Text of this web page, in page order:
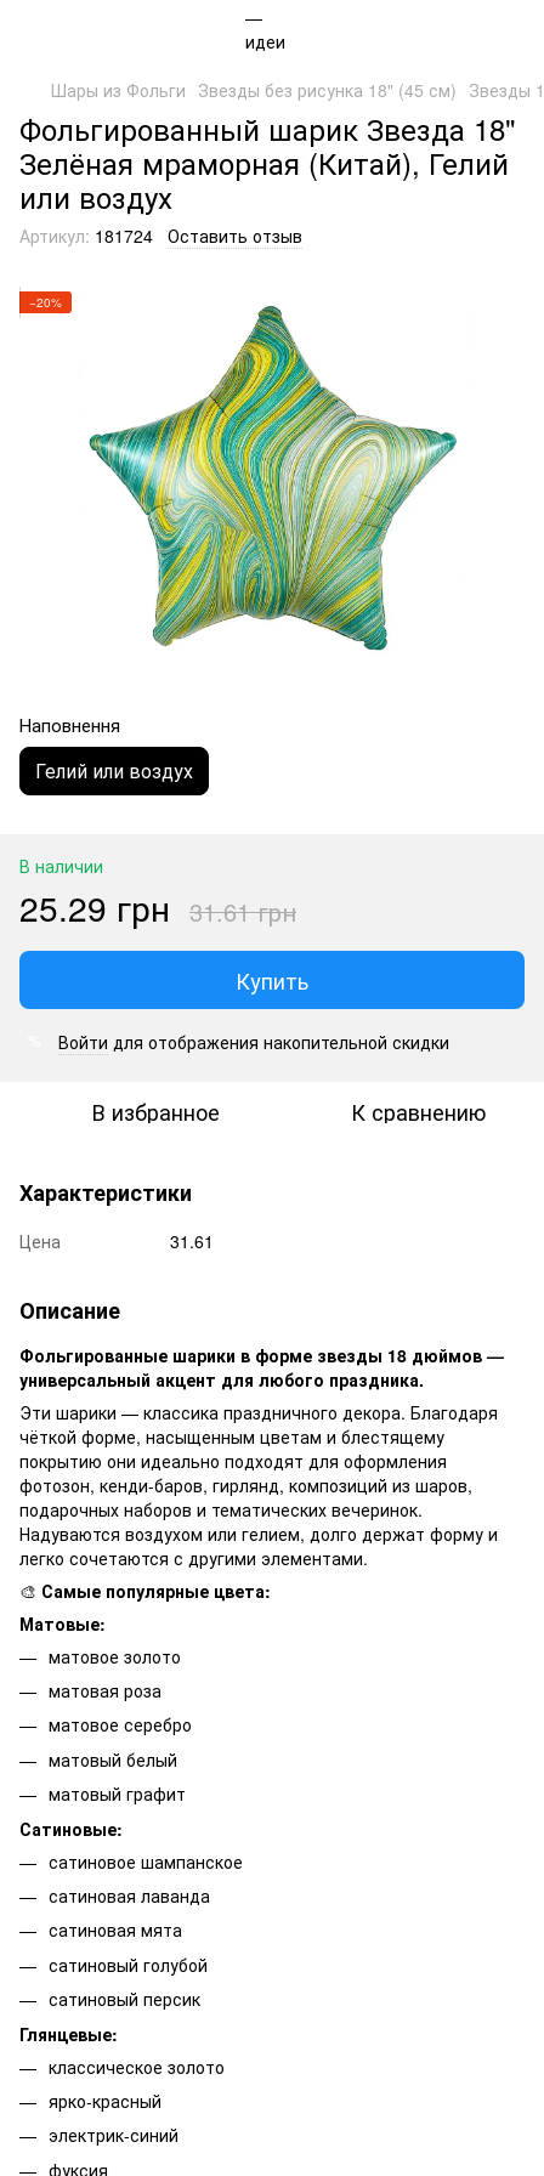
Шары из Фольги Звезды без рисунка 18" (45 см) Звезды
Фольгированный шарик Звезда 18"
Зелёная мраморная (Китай), Гелий
или воздух
Артикул: 181724 Оставить отзыв
−20%
Наповнення
Гелий или воздух
В наличии
25.29 грн 31.61 грн
Купить
Войти для отображения накопительной скидки
В избранное К сравнению
Характеристики
Цена 31.61
Описание
Фольгированные шарики в форме звезды 18 дюймов —
универсальный акцент для любого праздника.
Эти шарики — классика праздничного декора. Благодаря
чёткой форме, насыщенным цветам и блестящему
покрытию они идеально подходят для оформления
фотозон, кенди-баров, гирлянд, композиций из шаров,
подарочных наборов и тематических вечеринок.
Надуваются воздухом или гелием, долго держат форму и
легко сочетаются с другими элементами.
🎨 Самые популярные цвета:
Матовые:
матовое золото
матовая роза
матовое серебро
матовый белый
матовый графит
Сатиновые:
сатиновое шампанское
сатиновая лаванда
сатиновая мята
сатиновый голубой
сатиновый персик
Глянцевые:
классическое золото
ярко-красный
электрик-синий
фуксия